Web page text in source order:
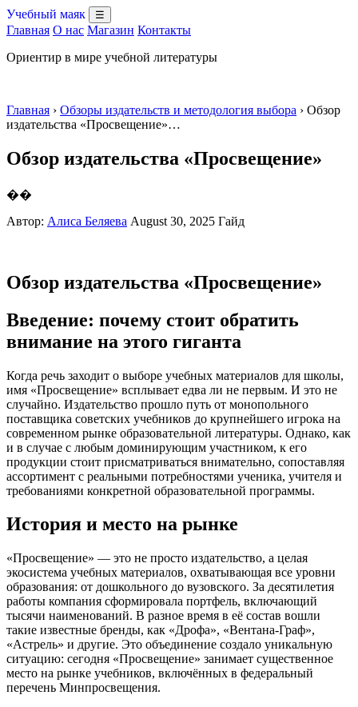
Учебный маяк ☰
Главная О нас Магазин Контакты
Ориентир в мире учебной литературы
Главная › Обзоры издательств и методология выбора › Обзор
издательства «Просвещение»…
Обзор издательства «Просвещение»
��
Автор: Алиса Беляева August 30, 2025 Гайд
Обзор издательства «Просвещение»
Введение: почему стоит обратить
внимание на этого гиганта
Когда речь заходит о выборе учебных материалов для школы,
имя «Просвещение» всплывает едва ли не первым. И это не
случайно. Издательство прошло путь от монопольного
поставщика советских учебников до крупнейшего игрока на
современном рынке образовательной литературы. Однако, как
и в случае с любым доминирующим участником, к его
продукции стоит присматриваться внимательно, сопоставляя
ассортимент с реальными потребностями ученика, учителя и
требованиями конкретной образовательной программы.
История и место на рынке
«Просвещение» — это не просто издательство, а целая
экосистема учебных материалов, охватывающая все уровни
образования: от дошкольного до вузовского. За десятилетия
работы компания сформировала портфель, включающий
тысячи наименований. В разное время в её состав вошли
такие известные бренды, как «Дрофа», «Вентана-Граф»,
«Астрель» и другие. Это объединение создало уникальную
ситуацию: сегодня «Просвещение» занимает существенное
место на рынке учебников, включённых в федеральный
перечень Минпросвещения.